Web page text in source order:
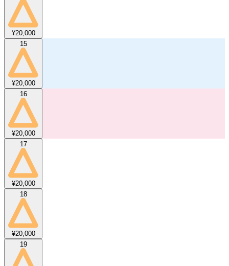
¥20,000
15
¥20,000
16
¥20,000
17
¥20,000
18
¥20,000
19